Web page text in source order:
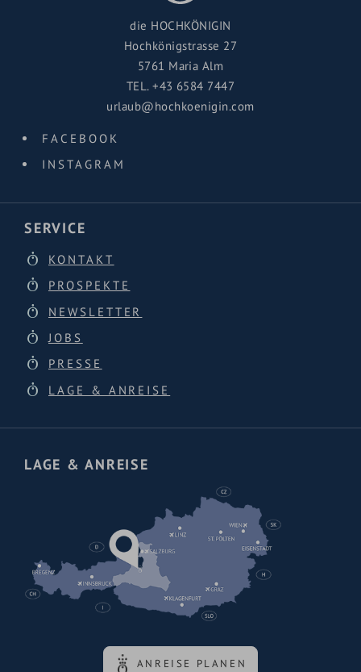
die HOCHKÖNIGIN
Hochkönigstrasse 27
5761 Maria Alm
TEL.+43 6584 7447
urlaub@hochkoenigin.com
FACEBOOK
INSTAGRAM
SERVICE
KONTAKT
PROSPEKTE
NEWSLETTER
JOBS
PRESSE
LAGE & ANREISE
LAGE & ANREISE
ANREISE PLANEN